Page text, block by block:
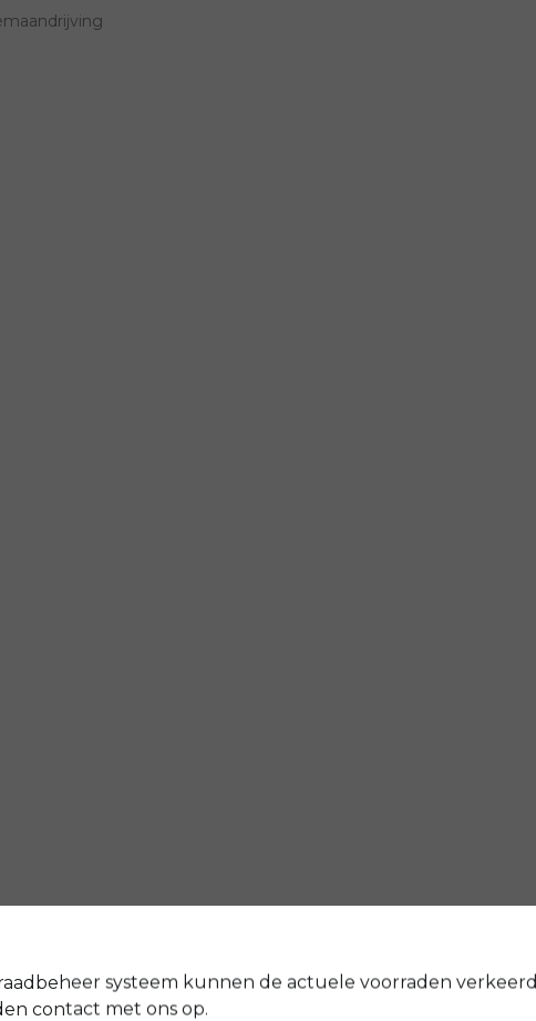
systeem kunnen de actuele voorraden verkeerd
contact met ons op.